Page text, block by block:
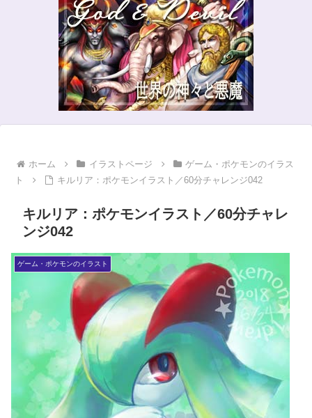
ホーム イラストページ
ゲーム・ポケモンのイラス
ト
キルリア：ポケモンイラスト／60分チャレンジ042
キルリア：ポケモンイラスト／60分チャレ
ンジ042
ゲーム・ポケモンのイラスト